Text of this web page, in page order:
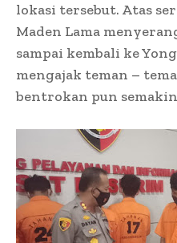
lokasi tersebut. Atas
Maden Lama
sampai kembali ke
mengajak teman –
bentrokan pun semakin